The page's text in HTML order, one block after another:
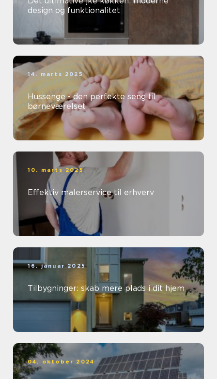
design og funktionalitet
14. marts 2025
Hussenge - den perfekte seng til
børneværelset
10. marts 2025
Effektiv malerservice til erhverv
16. januar 2025
Tilbygninger: skab mere plads i dit hjem
04. oktober 2024